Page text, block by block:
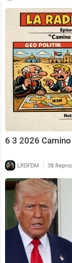
6 3 2026
LRDFDM | 38